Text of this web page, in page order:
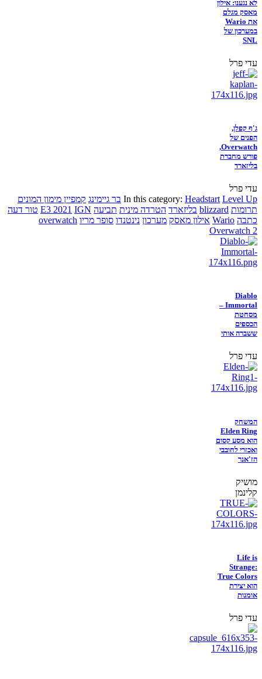
לא נגענו: אילון
מאסק מגלם
את Wario
במערכון של
SNL
עדי פרל
ג'ף קפלן,
הפנים של
Overwatch,
פורש מחברת
בליזארד
עדי פרל
In this category: Headstart Level Up בר גיימינג קמפיין מימון המונים
תרומות blizzard בליזארד הטרדה מינית תביעה E3 2021 IGN
טור דעה
כתבה Wario אילון מאסק מערכון נינטנדו סופר מריו overwatch
Overwatch 2
Diablo
Immortal –
מסחטת
הכספים
ששברה אותי
עדי פרל
המשחק
Elden Ring
הוא מסע קסום
ואכזרי לחובבי
הז'אנר
מושיק
קלינמן
Life is
Strange:
True Colors
הוא יצירת
אומנות
עדי פרל